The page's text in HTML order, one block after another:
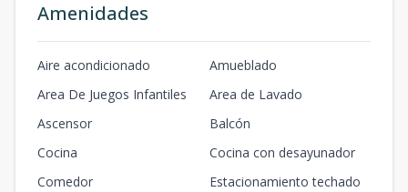
Amenidades
Aire acondicionado
Amueblado
Area De Juegos Infantiles
Area de Lavado
Ascensor
Balcón
Cocina
Cocina con desayunador
Comedor
Estacionamiento techado